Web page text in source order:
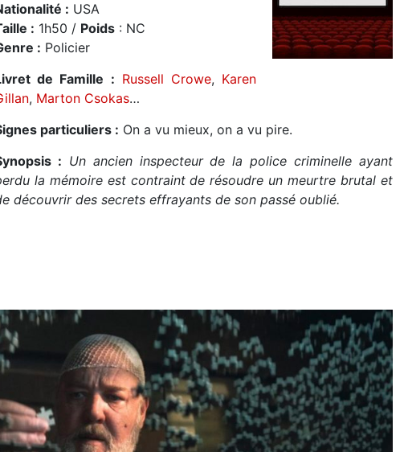
: USA
: 1h50 / Poids : NC
: Policier
de Famille : Russell Crowe, Karen
, Marton Csokas…
particuliers : On a vu mieux, on a vu pire.
: Un ancien inspecteur de la police criminelle ayant
la mémoire est contraint de résoudre un meurtre brutal et
découvrir des secrets effrayants de son passé oublié.
LA PAT PATROUILLE LE FILM -
DINO : la critique du film
Lire la suite...